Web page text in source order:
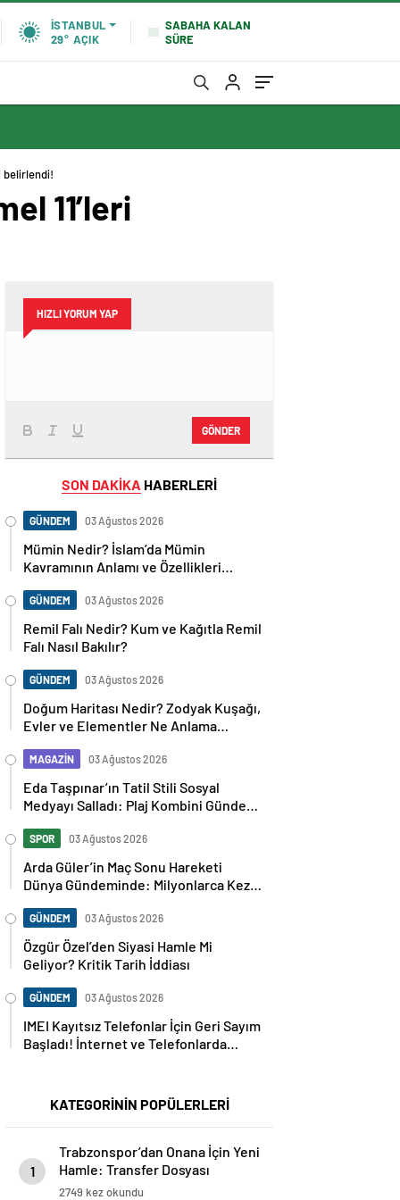
İSTANBUL
29° AÇIK
SABAHA KALAN
SÜRE
belirlendi!
11’leri
HIZLI YORUM YAP
GÖNDER
SON DAKİKA HABERLERİ
GÜNDEM 03 Ağustos 2026
Mümin Nedir? İslam’da Mümin
Kavramının Anlamı ve Özellikleri
GÜNDEM 03 Ağustos 2026
Remil Falı Nedir? Kum ve Kağıtla Remil
Falı Nasıl Bakılır?
GÜNDEM 03 Ağustos 2026
Doğum Haritası Nedir? Zodyak Kuşağı,
Evler ve Elementler Ne Anlama
MAGAZİN 03 Ağustos 2026
Eda Taşpınar’ın Tatil Stili Sosyal
Medyayı Salladı: Plaj Kombini Gündem
SPOR 03 Ağustos 2026
Arda Güler’in Maç Sonu Hareketi
Dünya Gündeminde: Milyonlarca Kez
GÜNDEM 03 Ağustos 2026
Özgür Özel’den Siyasi Hamle Mi
Geliyor? Kritik Tarih İddiası
GÜNDEM 03 Ağustos 2026
IMEI Kayıtsız Telefonlar İçin Geri Sayım
Başladı! İnternet ve Telefonlarda
KATEGORİNİN POPÜLERLERİ
1
Trabzonspor’dan Onana İçin Yeni
Hamle: Transfer Dosyası
Yeniden Açıldı
2749 kez okundu